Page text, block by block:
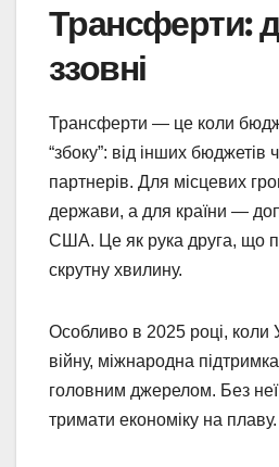
Трансферти:
ззовні
Трансферти — це коли
“збоку”: від інших бюджетів
партнерів. Для місцевих
держави, а для країни —
США. Це як рука друга, що
скрутну хвилину.
Особливо в 2025 році, коли
війну, міжнародна
головним джерелом. Без
тримати економіку на плаву.